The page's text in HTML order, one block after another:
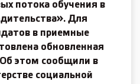
потока обучения в
Для
в приемные
обновленная
этом сообщили в
социальной